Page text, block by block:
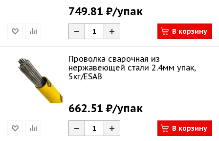
749.81 ₽/упак
В корзину
Проволка сварочная из
нержавеющей стали 2.4мм упак,
5кг/ESAB
662.51 ₽/упак
В корзину